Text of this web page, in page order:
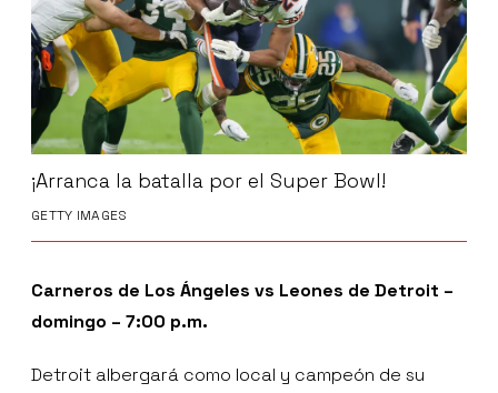
¡Arranca la batalla por el Super Bowl!
GETTY IMAGES
Carneros de Los Ángeles vs Leones de Detroit –
domingo – 7:00 p.m.
Detroit albergará como local y campeón de su